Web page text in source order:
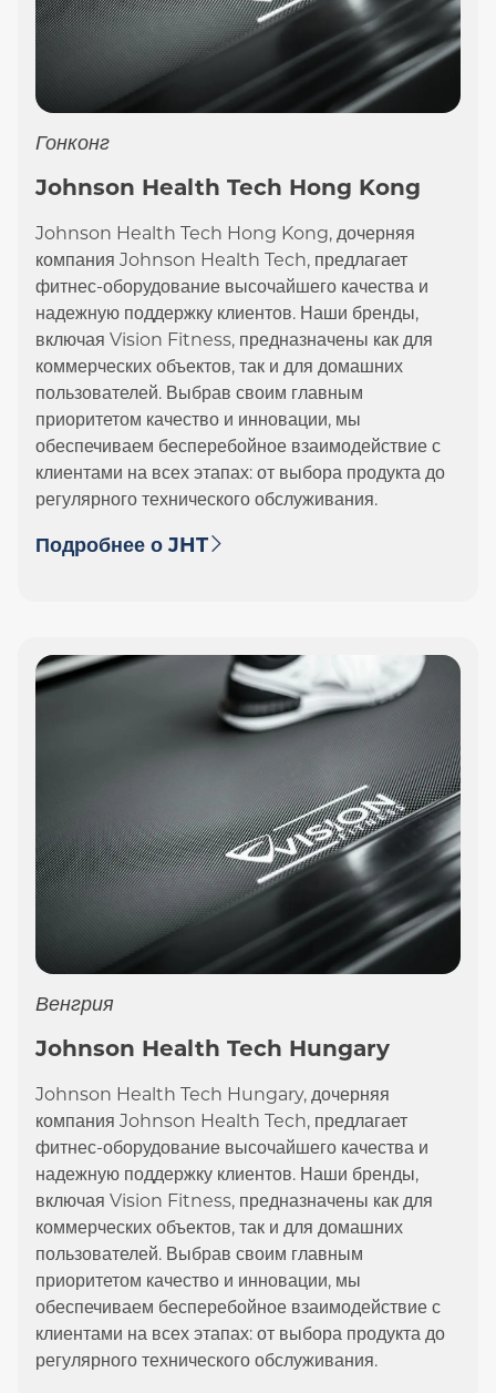
Гонконг
Johnson Health Tech Hong Kong
Johnson Health Tech Hong Kong, дочерняя
компания Johnson Health Tech, предлагает
фитнес-оборудование высочайшего качества и
надежную поддержку клиентов. Наши бренды,
включая Vision Fitness, предназначены как для
коммерческих объектов, так и для домашних
пользователей. Выбрав своим главным
приоритетом качество и инновации, мы
обеспечиваем бесперебойное взаимодействие с
клиентами на всех этапах: от выбора продукта до
регулярного технического обслуживания.
Подробнее о JHT
Венгрия
Johnson Health Tech Hungary
Johnson Health Tech Hungary, дочерняя
компания Johnson Health Tech, предлагает
фитнес-оборудование высочайшего качества и
надежную поддержку клиентов. Наши бренды,
включая Vision Fitness, предназначены как для
коммерческих объектов, так и для домашних
пользователей. Выбрав своим главным
приоритетом качество и инновации, мы
обеспечиваем бесперебойное взаимодействие с
клиентами на всех этапах: от выбора продукта до
регулярного технического обслуживания.